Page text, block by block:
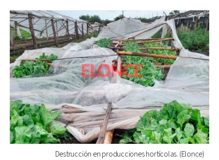
Destrucción en producciones hortícolas. (Elonce)